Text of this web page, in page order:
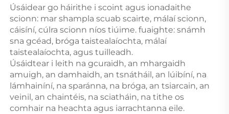
Úsáidear go háirithe i scoint agus ionadaithe
scionn: mar shampla scuab scairte, málaí scionn,
cáisíní, cúlra scionn níos tiúime. fuaighte: snámh
sna gcéad, bróga taistealaíochta, málaí
taistealaíochta, agus tuilleadh.
Úsáidtear i leith na gcuraidh, an mhargaidh
amuigh, an damhaidh, an tsnátháil, an lúibíní, na
lámhainíní, na sparánna, na bróga, an tsiarcain, an
veinil, an chaintéis, na sciatháin, na tithe os
comhair na heachta agus iarrachtanna eile.